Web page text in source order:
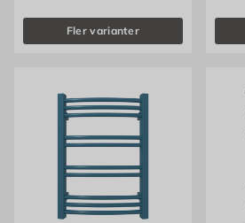
Fler varianter